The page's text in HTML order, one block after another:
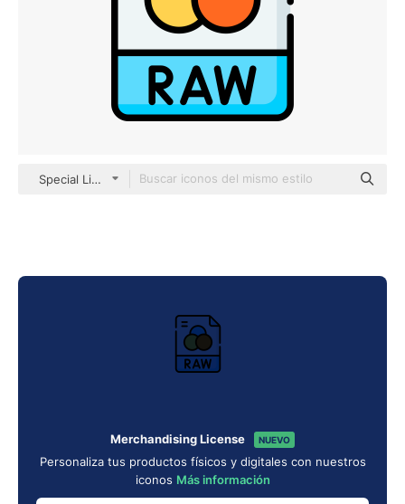
Special Lineal color
Merchandising License NUEVO
Personaliza tus productos físicos y digitales con nuestros
iconos Más información